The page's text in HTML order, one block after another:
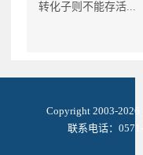
转化子则不能存活...
Copyright 2003-
联系电话：